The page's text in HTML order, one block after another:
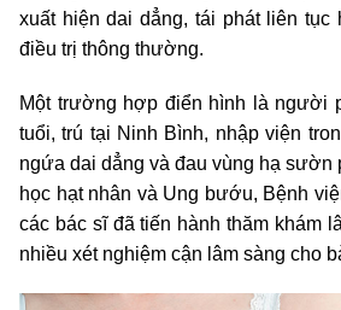
xuất hiện dai dẳng, tái phát liên tục
điều trị thông thường.
Một trường hợp điển hình là người
tuổi, trú tại Ninh Bình, nhập viện
ngứa dai dẳng và đau vùng hạ sườn
học hạt nhân và Ung bướu, Bệnh
các bác sĩ đã tiến hành thăm khám
nhiều xét nghiệm cận lâm sàng cho